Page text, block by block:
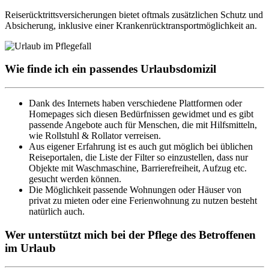
Reiserücktrittsversicherungen bietet oftmals zusätzlichen Schutz und
Absicherung, inklusive einer Krankenrücktransportmöglichkeit an.
Wie finde ich ein passendes Urlaubsdomizil
Dank des Internets haben verschiedene Plattformen oder
Homepages sich diesen Bedürfnissen gewidmet und es gibt
passende Angebote auch für Menschen, die mit Hilfsmitteln,
wie Rollstuhl & Rollator verreisen.
Aus eigener Erfahrung ist es auch gut möglich bei üblichen
Reiseportalen, die Liste der Filter so einzustellen, dass nur
Objekte mit Waschmaschine, Barrierefreiheit, Aufzug etc.
gesucht werden können.
Die Möglichkeit passende Wohnungen oder Häuser von
privat zu mieten oder eine Ferienwohnung zu nutzen besteht
natürlich auch.
Wer unterstützt mich bei der Pflege des Betroffenen
im Urlaub